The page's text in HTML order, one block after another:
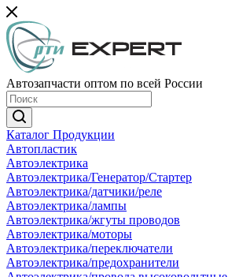
Автозапчасти оптом по всей России
Каталог Продукции
Автопластик
Автоэлектрика
Автоэлектрика/Генератор/Стартер
Автоэлектрика/датчики/реле
Автоэлектрика/лампы
Автоэлектрика/жгуты проводов
Автоэлектрика/моторы
Автоэлектрика/переключатели
Автоэлектрика/предохранители